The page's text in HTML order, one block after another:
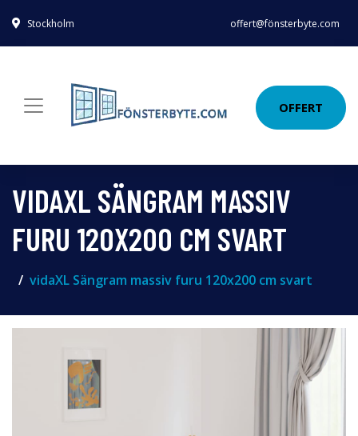
Stockholm offert@fönsterbyte.com
OFFERT
VIDAXL SÄNGRAM MASSIV
FURU 120X200 CM SVART
vidaXL Sängram massiv furu 120x200 cm svart